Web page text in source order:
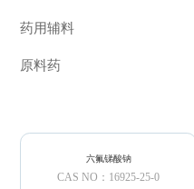
药用辅料
原料药
六氟锑酸钠
CAS NO：16925-25-0